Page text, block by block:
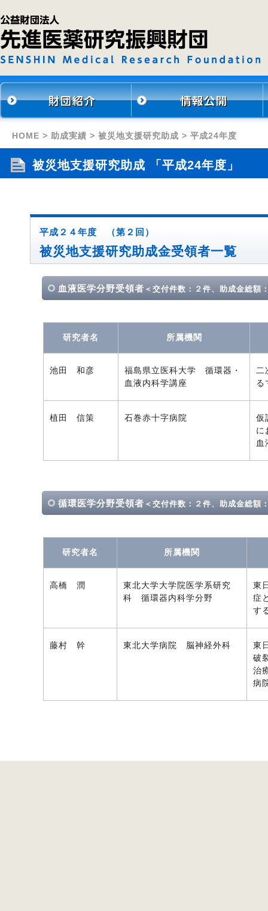
HOME > 助成実績 > 被災地支援研究助成 > 平成24年度
被災地支援研究助成 「平成24年度」
平成２４年度 （第２回）
被災地支援研究助成金受領者一覧
血液医学分野受領者 ＜交付件数：２件、助成金総額
研究者名 所属機関
池田 和彦
福島県立医科大学 循環器・
血液内科学講座
二
る
植田 信策 石巻赤十字病院
仮
に
血
循環医学分野受領者 ＜交付件数：２件、助成金総額
研究者名 所属機関
高橋 潤
東北大学大学院医学系研究
科 循環器内科学分野
東
症
す
藤村 幹 東北大学病院 脳神経外科
東
破
治
病